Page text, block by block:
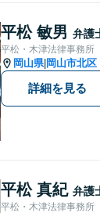
案件に取り掛かる
るように準備してい
お気軽にご相談くだ
平松 敏男 弁護
平松・木津法律事務所
岡山県| 岡山市北区
詳細を見る
平松 真紀 弁護
平松・木津法律事務所